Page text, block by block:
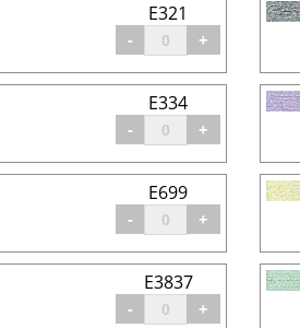
E321
- +
E334
- +
E699
- +
E3837
- +